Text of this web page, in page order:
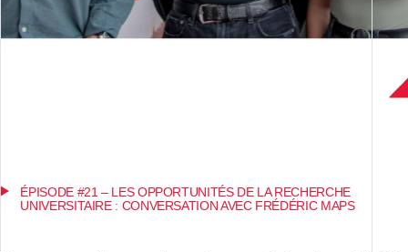
ÉPISODE #21 – LES OPPORTUNITÉS DE LA RECHERCHE
UNIVERSITAIRE : CONVERSATION AVEC FRÉDÉRIC MAPS